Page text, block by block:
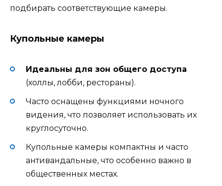
подбирать соответствующие камеры.
Купольные камеры
Идеальны для зон общего доступа
(холлы, лобби, рестораны).
Часто оснащены функциями ночного
видения, что позволяет использовать их
круглосуточно.
Купольные камеры компактны и часто
антивандальные, что особенно важно в
общественных местах.